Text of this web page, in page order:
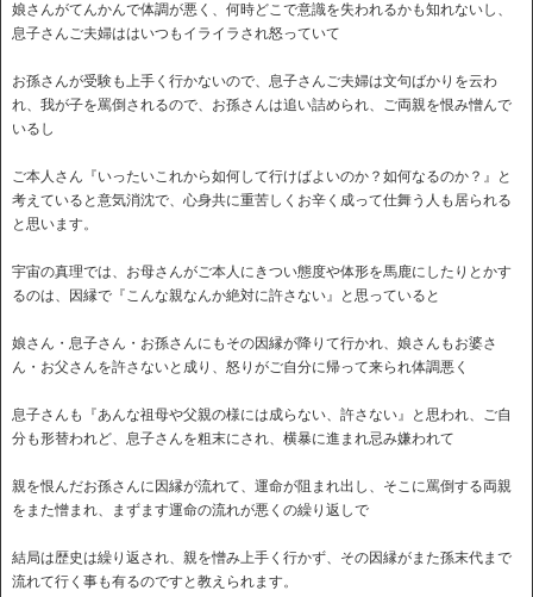
娘さんがてんかんで体調が悪く、何時どこで意識を失われるかも知れないし、
息子さんご夫婦ははいつもイライラされ怒っていて
お孫さんが受験も上手く行かないので、息子さんご夫婦は文句ばかりを云わ
れ、我が子を罵倒されるので、お孫さんは追い詰められ、ご両親を恨み憎んで
いるし
ご本人さん『いったいこれから如何して行けばよいのか？如何なるのか？』と
考えていると意気消沈で、心身共に重苦しくお辛く成って仕舞う人も居られる
と思います。
宇宙の真理では、お母さんがご本人にきつい態度や体形を馬鹿にしたりとかす
るのは、因縁で『こんな親なんか絶対に許さない』と思っていると
娘さん・息子さん・お孫さんにもその因縁が降りて行かれ、娘さんもお婆さ
ん・お父さんを許さないと成り、怒りがご自分に帰って来られ体調悪く
息子さんも『あんな祖母や父親の様には成らない、許さない』と思われ、ご自
分も形替われど、息子さんを粗末にされ、横暴に進まれ忌み嫌われて
親を恨んだお孫さんに因縁が流れて、運命が阻まれ出し、そこに罵倒する両親
をまた憎まれ、まずます運命の流れが悪くの繰り返しで
結局は歴史は繰り返され、親を憎み上手く行かず、その因縁がまた孫末代まで
流れて行く事も有るのですと教えられます。